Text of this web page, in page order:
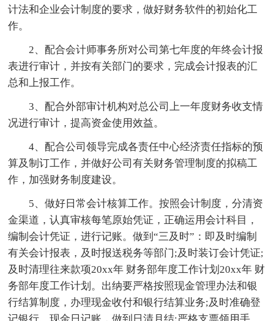
计法和企业会计制度的要求，做好财务软件的初始化工
作。
2、配合会计师事务所对公司第七年度的年终会计报
表进行审计，并按有关部门的要求，完成会计报表的汇
总和上报工作。
3、配合外部审计机构对总公司上一年度财务收支情
况进行审计，提高资金使用效益。
4、配合公司领导完成各责任中心经济责任指标的预
算及制订工作，并做好公司有关财务管理制度的拟稿工
作，加强财务制度建设。
5、做好日常会计核算工作。按照会计制度，分清资
金渠道，认真审核每笔原始凭证，正确运用会计科目，
编制会计凭证，进行记账。做到“三及时”：即及时编制
有关会计报表，及时报送税务等部门;及时装订会计凭证;
及时清理往来款项20xx年 财务部年度工作计划20xx年 财
务部年度工作计划。出纳要严格按照现金管理办法和银
行结算制度，办理现金收付和银行结算业务;及时准确登
记银行、现金日记账，做到日清月结;严格支票领用手